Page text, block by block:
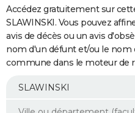
Programme TV
TNT
Streaming
Cinéma
Sorties cinéma
Musique
+
FINANCE
Retraite
Epargne
Immobilier
Risques naturels par ville
Banque
Assurance
AUTO
Essais
Réserver un essai
Citadines
Berlines
SUV
Forum auto
+
Mobiles
Meilleur smartphone
Internet
Ordinateurs
Jeux vidéo
Guide high-tech
Accédez gratuitement sur
SLAWINSKI. Vous pouvez
avis de décès ou un avis
nom d'un défunt et/ou le nom
commune dans le moteur de